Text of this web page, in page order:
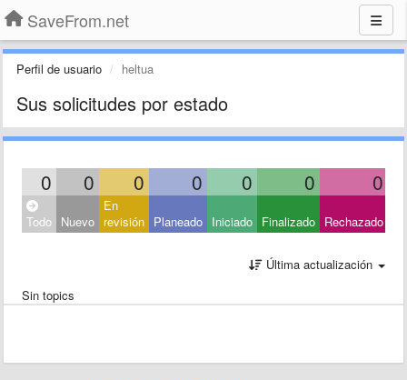
SaveFrom.net
Perfil de usuario heltua
Sus solicitudes por estado
0 0 0 0 0 0 0
Todo Nuevo
En
revisión Planeado Iniciado Finalizado Rechazado
Última actualización
Sin topics